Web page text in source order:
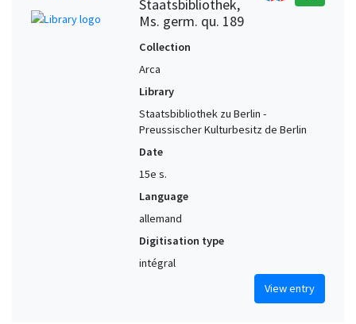
Staatsbibliothek,
Ms. germ. qu. 189
Collection
Arca
Library
Staatsbibliothek zu Berlin -
Preussischer Kulturbesitz de Berlin
Date
15e s.
Language
allemand
Digitisation type
intégral
View entry